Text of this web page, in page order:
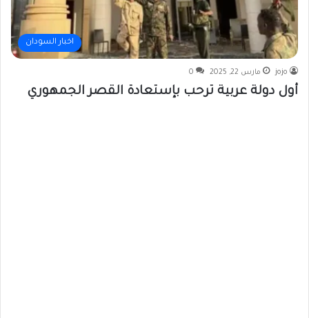
اخبار السودان
jojo مارس 22, 2025 0
أول دولة عربية ترحب بإستعادة القصر الجمهوري